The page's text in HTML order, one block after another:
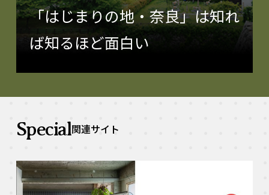
「はじまりの地・奈良」は知れ
ば知るほど面白い
Special関連サイト